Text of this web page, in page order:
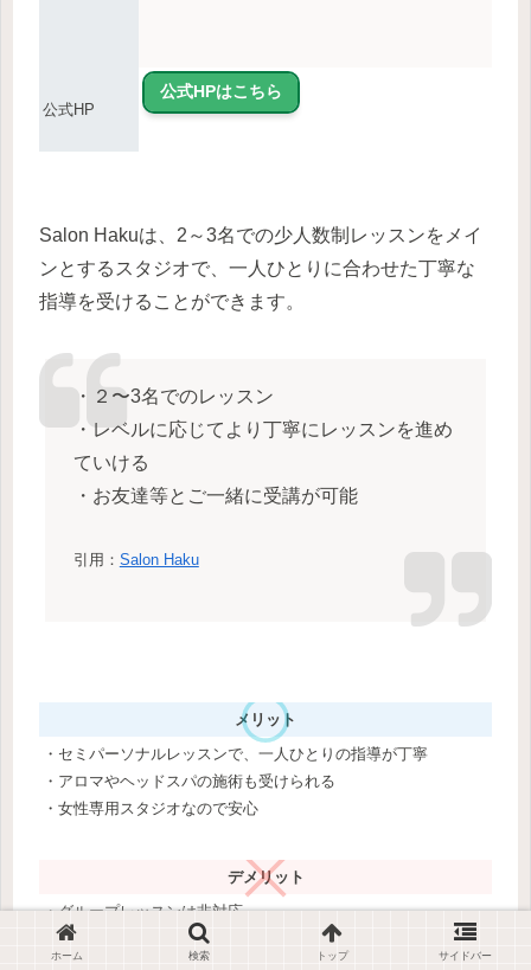
公式HP
公式HPはこちら
Salon Hakuは、2～3名での少人数制レッスンをメイ
ンとするスタジオで、一人ひとりに合わせた丁寧な
指導を受けることができます。
・２〜3名でのレッスン
・レベルに応じてより丁寧にレッスンを進め
ていける
・お友達等とご一緒に受講が可能
引用： Salon Haku
メリット
・セミパーソナルレッスンで、一人ひとりの指導が丁寧
・アロマやヘッドスパの施術も受けられる
・女性専用スタジオなので安心
デメリット
・グループレッスンは非対応
・男性は利用できない
ホーム 検索 トップ サイドバー